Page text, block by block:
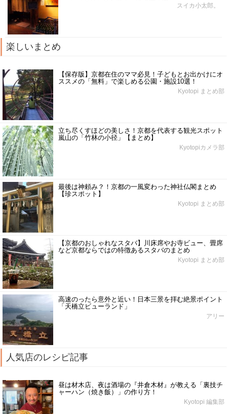
スイカ小太郎。
楽しいまとめ
【保存版】京都在住のママ必見！子どもとお出かけにオ
ススメの「無料」で楽しめる公園・施設10選！
Kyotopi まとめ部
立ち尽くすほどの美しさ！京都を代表する観光スポット
嵐山の「竹林の小径」【まとめ】
Kyotopiカメラ部
最後は神頼み？！京都の一風変わった神社仏閣まとめ
【珍スポット】
Kyotopi まとめ部
【京都のおしゃれなスタバ】川床席やお寺ビュー、畳席
など京都ならではの特徴あるスタバのまとめ
Kyotopi まとめ部
高速のったら意外と近い！日本三景を拝む絶景ポイント
「天橋立ビューランド」
アリー
人気店のレシピ記事
昼は材木店、夜は酒場の『井倉木材』が教える「裏技チ
ャーハン（焼き飯）」の作り方！
Kyotopi 編集部